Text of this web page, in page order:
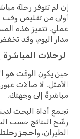
إن لم تتوفر رحلة
أولى من تقليص وقت
عملي. تتميز هذه
مدار اليوم، وقد
الرحلات
حين يكون الوقت هو
الأمثل. لا صالات
مباشرةً إلى وجهتك.
تجمع أداة البحث
رشّح النتائج حسب
الطيران، واحجز